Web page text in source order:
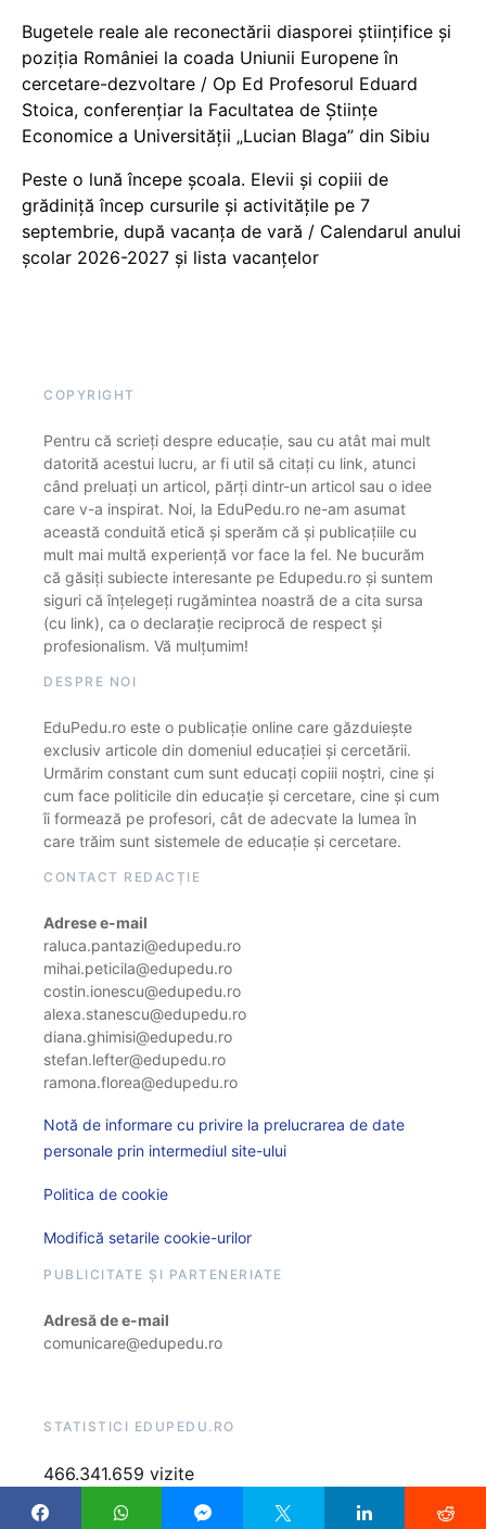
Bugetele reale ale reconectării diasporei științifice și
poziția României la coada Uniunii Europene în
cercetare-dezvoltare / Op Ed Profesorul Eduard
Stoica, conferențiar la Facultatea de Științe
Economice a Universității „Lucian Blaga” din Sibiu
Peste o lună începe școala. Elevii și copiii de
grădiniță încep cursurile și activitățile pe 7
septembrie, după vacanța de vară / Calendarul anului
școlar 2026-2027 și lista vacanțelor
COPYRIGHT
Pentru că scrieți despre educație, sau cu atât mai mult
datorită acestui lucru, ar fi util să citați cu link, atunci
când preluați un articol, părți dintr-un articol sau o idee
care v-a inspirat. Noi, la EduPedu.ro ne-am asumat
această conduită etică și sperăm că și publicațiile cu
mult mai multă experiență vor face la fel. Ne bucurăm
că găsiți subiecte interesante pe Edupedu.ro și suntem
siguri că înțelegeți rugămintea noastră de a cita sursa
(cu link), ca o declarație reciprocă de respect și
profesionalism. Vă mulțumim!
DESPRE NOI
EduPedu.ro este o publicație online care găzduiește
exclusiv articole din domeniul educației și cercetării.
Urmărim constant cum sunt educați copiii noștri, cine și
cum face politicile din educație și cercetare, cine și cum
îi formează pe profesori, cât de adecvate la lumea în
care trăim sunt sistemele de educație și cercetare.
CONTACT REDACȚIE
Adrese e-mail
raluca.pantazi@edupedu.ro
mihai.peticila@edupedu.ro
costin.ionescu@edupedu.ro
alexa.stanescu@edupedu.ro
diana.ghimisi@edupedu.ro
stefan.lefter@edupedu.ro
ramona.florea@edupedu.ro
Notă de informare cu privire la prelucrarea de date
personale prin intermediul site-ului
Politica de cookie
Modifică setarile cookie-urilor
PUBLICITATE ȘI PARTENERIATE
Adresă de e-mail
comunicare@edupedu.ro
STATISTICI EDUPEDU.RO
466.341.659 vizite